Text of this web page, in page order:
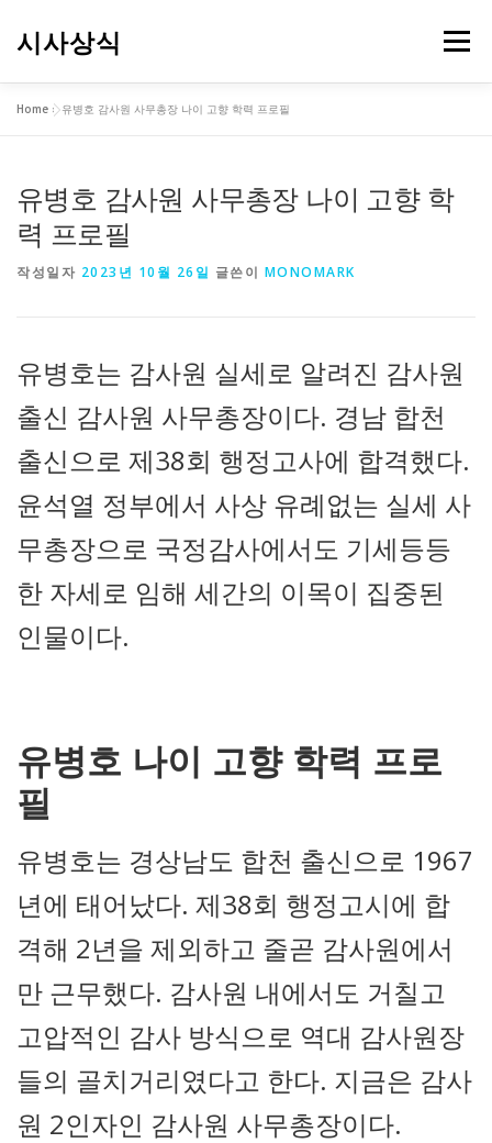
시사상식 메뉴
Home »유병호 감사원 사무총장 나이 고향 학력 프로필
유병호 감사원 사무총장 나이 고향 학
력 프로필
작성일자 2023년 10월 26일 글쓴이 MONOMARK
유병호는 감사원 실세로 알려진 감사원
출신 감사원 사무총장이다. 경남 합천
출신으로 제38회 행정고사에 합격했다.
윤석열 정부에서 사상 유례없는 실세 사
무총장으로 국정감사에서도 기세등등
한 자세로 임해 세간의 이목이 집중된
인물이다.
유병호 나이 고향 학력 프로
필
유병호는 경상남도 합천 출신으로 1967
년에 태어났다. 제38회 행정고시에 합
격해 2년을 제외하고 줄곧 감사원에서
만 근무했다. 감사원 내에서도 거칠고
고압적인 감사 방식으로 역대 감사원장
들의 골치거리였다고 한다. 지금은 감사
원 2인자인 감사원 사무총장이다.